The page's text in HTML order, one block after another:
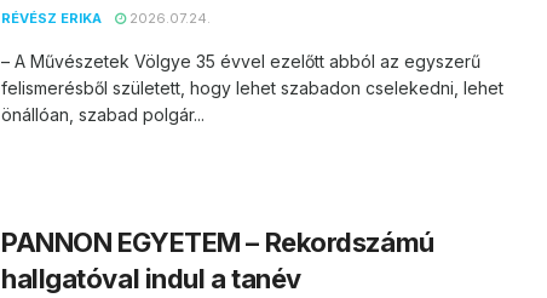
RÉVÉSZ ERIKA 2026.07.24.
– A Művészetek Völgye 35 évvel ezelőtt abból az egyszerű
felismerésből született, hogy lehet szabadon cselekedni, lehet
önállóan, szabad polgár...
PANNON EGYETEM – Rekordszámú
hallgatóval indul a tanév